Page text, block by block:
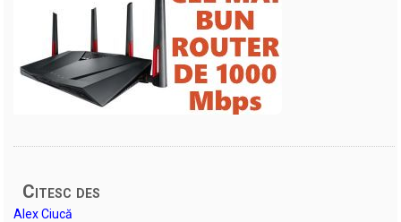
Citesc des
Alex Ciucă